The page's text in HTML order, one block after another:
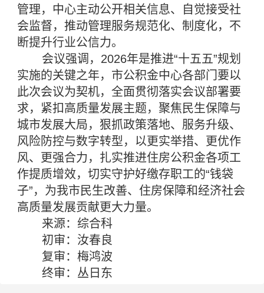
管理，中心主动公开相关信息、自觉接受社
会监督，推动管理服务规范化、制度化，不
断提升行业公信力。
会议强调，2026年是推进“十五五”规划
实施的关键之年，市公积金中心各部门要以
此次会议为契机，全面贯彻落实会议部署要
求，紧扣高质量发展主题，聚焦民生保障与
城市发展大局，狠抓政策落地、服务升级、
风险防控与数字转型，以更实举措、更优作
风、更强合力，扎实推进住房公积金各项工
作提质增效，切实守护好缴存职工的“钱袋
子”，为我市民生改善、住房保障和经济社会
高质量发展贡献更大力量。
来源：综合科
初审：汝春良
复审：梅鸿波
终审：丛日东